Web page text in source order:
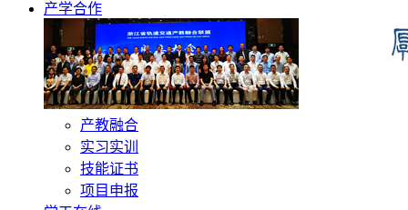
产学合作
产教融合
实习实训
技能证书
项目申报